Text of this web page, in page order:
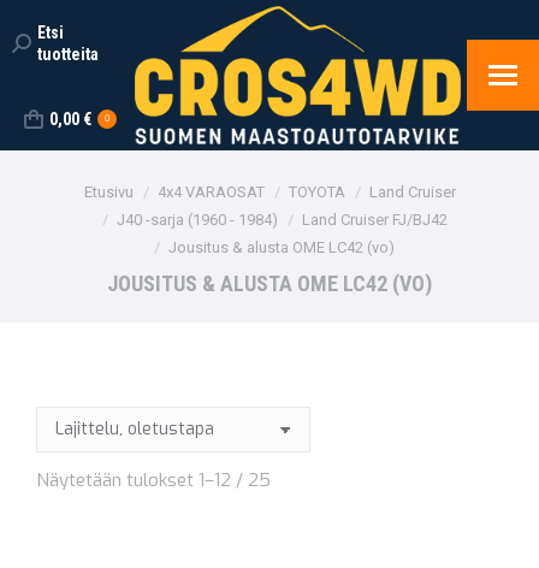
Search:
Etsi
tuotteita
0,00 € 0
You are here:
Etusivu 4x4 VARAOSAT TOYOTA
Land Cruiser
J40 -sarja (1960 - 1984)
Land Cruiser FJ/BJ42
Jousitus & alusta OME LC42 (vo)
JOUSITUS & ALUSTA OME LC42 (VO)
Näytetään tulokset 1–12 / 25